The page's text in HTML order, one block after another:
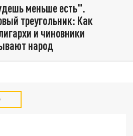
меньше есть".
треугольник: Как
и чиновники
народ